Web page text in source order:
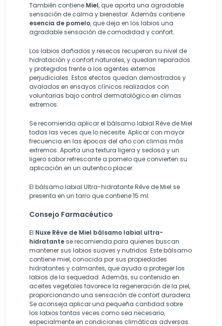
También contiene Miel, que aporta una agradable
sensación de calma y bienestar. Además contiene
esencia de pomelo, que deja en los labios una
agradable sensación de comodidad y confort.
Los labios dañados y resecos recuperan su nivel de
hidratación y confort naturales, y quedan reparados
y protegidos frente a los agentes externos
perjudiciales. Estos efectos quedan demostrados y
avalados en ensayos clínicos realizados con
voluntarias bajo control dermatológico en climas
extremos.
Se recomienda aplicar el bálsamo labial Rêve de Miel
todas las veces que lo necesite. Aplicar con mayor
frecuencia en las épocas del año con climas más
extremos. Aporta una textura ligera y sedosa y un
ligero sabor refrescante a pomelo que convierten su
aplicación en un autentico placer.
El bálsamo labial Ultra-hidratante Rêve de Miel se
presenta en un tarro que contiene 15 ml.
Consejo Farmacéutico
El Nuxe Rêve de Miel bálsamo labial ultra-
hidratantese recomienda para quienes buscan
mantener sus labios suaves y nutridos. Este bálsamo
contiene miel, conocida por sus propiedades
hidratantes y calmantes, que ayuda a proteger los
labios de la sequedad. Además, su contenido en
aceites vegetales favorece la regeneración de la piel,
proporcionando una sensación de confort duradera.
Se aconseja aplicar una pequeña cantidad sobre
los labios tantas veces como sea necesario,
especialmente en condiciones climáticas adversas.